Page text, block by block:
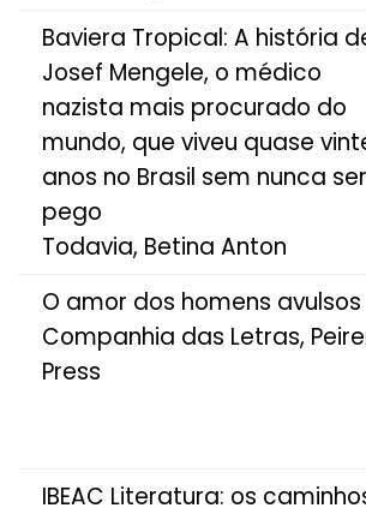
Baviera Tropical: A história
Josef Mengele, o médico
nazista mais procurado do
mundo, que viveu quase
anos no Brasil sem nunca ser
pego
Todavia, Betina Anton
O amor dos homens avulsos
Companhia das Letras,
Press
IBEAC Literatura: os